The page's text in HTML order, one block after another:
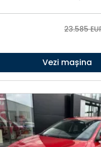
23.585
Vezi mașina